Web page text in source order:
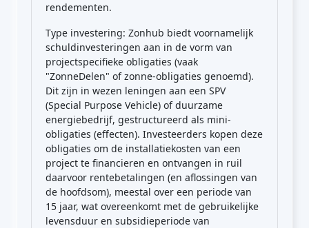
rendementen.
Type investering: Zonhub biedt voornamelijk
schuldinvesteringen aan in de vorm van
projectspecifieke obligaties (vaak
"ZonneDelen" of zonne-obligaties genoemd).
Dit zijn in wezen leningen aan een SPV
(Special Purpose Vehicle) of duurzame
energiebedrijf, gestructureerd als mini-
obligaties (effecten). Investeerders kopen deze
obligaties om de installatiekosten van een
project te financieren en ontvangen in ruil
daarvoor rentebetalingen (en aflossingen van
de hoofdsom), meestal over een periode van
15 jaar, wat overeenkomt met de gebruikelijke
levensduur en subsidieperiode van